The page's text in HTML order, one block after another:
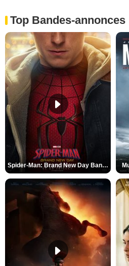
Top Bandes-annonces
Spider-Man: Brand New Day Bande-annonce VO STFR